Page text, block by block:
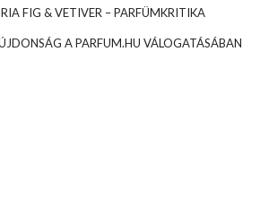
FIG & VETIVER – PARFÜMKRITIKA
A PARFUM.HU VÁLOGATÁSÁBAN